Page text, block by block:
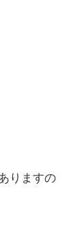
りますの